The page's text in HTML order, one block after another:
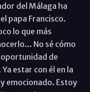
del Málaga ha
papa Francisco.
lo que más
No sé cómo
oportunidad de
estar con él en la
emocionado. Estoy